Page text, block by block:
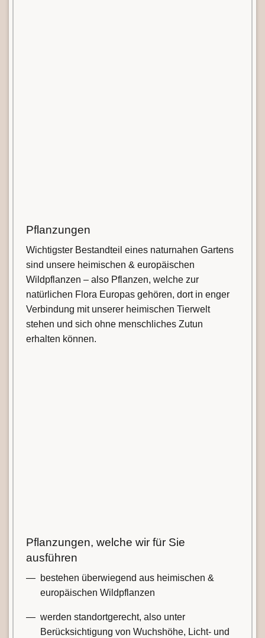
Pflanzungen
Wichtigster Bestandteil eines naturnahen Gartens
sind unsere heimischen & europäischen
Wildpflanzen – also Pflanzen, welche zur
natürlichen Flora Europas gehören, dort in enger
Verbindung mit unserer heimischen Tierwelt
stehen und sich ohne menschliches Zutun
erhalten können.
Pflanzungen, welche wir für Sie
ausführen
bestehen überwiegend aus heimischen &
europäischen Wildpflanzen
werden standortgerecht, also unter
Berücksichtigung von Wuchshöhe, Licht- und